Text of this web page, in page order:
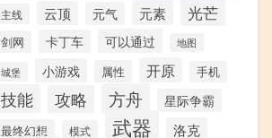
主线 云顶 元气 元素 光芒
剑网 卡丁车 可以通过 地图
城堡 小游戏 属性 开原 手机
技能 攻略 方舟 星际争霸
最终幻想 模式 武器 洛克